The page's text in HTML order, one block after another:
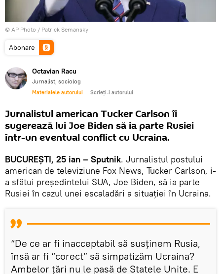
© AP Photo / Patrick Semansky
Abonare
Octavian Racu
Jurnalist, sociolog
Materialele autorului Scrieți-i autorului
Jurnalistul american Tucker Carlson îi
sugerează lui Joe Biden să ia parte Rusiei
într-un eventual conflict cu Ucraina.
BUCUREȘTI, 25 ian – Sputnik. Jurnalistul postului
american de televiziune Fox News, Tucker Carlson, i-
a sfătui președintelui SUA, Joe Biden, să ia parte
Rusiei în cazul unei escaladări a situației în Ucraina.
“De ce ar fi inacceptabil să susținem Rusia,
însă ar fi “corect” să simpatizăm Ucraina?
Ambelor țări nu le pasă de Statele Unite. E